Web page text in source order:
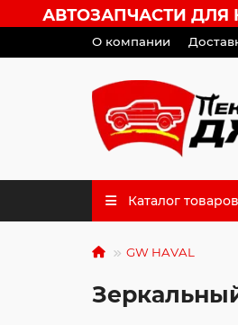
АВТОЗАПЧАСТИ ДЛЯ
О компании
Каталог товаров
GW HAVAL